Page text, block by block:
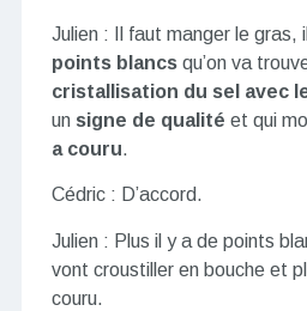
Julien : Il faut manger le gras,
points blancsqu’on va
cristallisation du sel avec
un signe de qualité et qui
a couru.
Cédric : D’accord.
Julien : Plus il y a de points
vont croustiller en bouche et
couru.